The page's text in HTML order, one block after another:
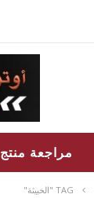
مراجعة منتج
TAG "الخبيثة"